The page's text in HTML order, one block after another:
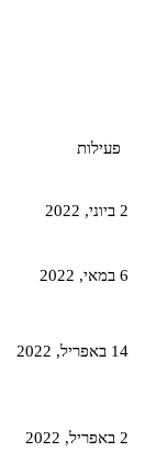
פעילות
2 ביוני,‏ 2022
6 במאי,‏ 2022
14 באפריל,‏ 2022
2 באפריל,‏ 2022